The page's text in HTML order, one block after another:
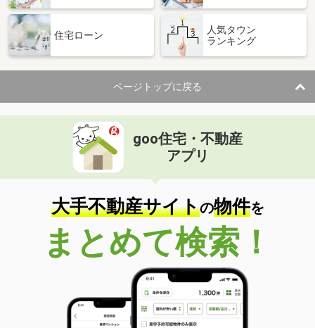
住宅ローン
人気タウン
ランキング
ページトップに戻る
goo住宅・不動産
アプリ
大手不動産サイトの物件を
まとめて検索！